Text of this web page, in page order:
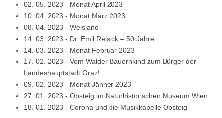
02. 05. 2023 - Monat April 2023
10. 04. 2023 - Monat März 2023
08. 04. 2023 - Weisland
14. 03. 2023 - Dr. Emil Reisick – 50 Jahre
14. 03. 2023 - Monat Februar 2023
17. 02. 2023 - Vom Walder Bauernkind zum Bürger der
Landeshauptstadt Graz!
09. 02. 2023 - Monat Jänner 2023
27. 01. 2023 - Obsteig im Naturhistorischen Museum Wien
18. 01. 2023 - Corona und die Musikkapelle Obsteig